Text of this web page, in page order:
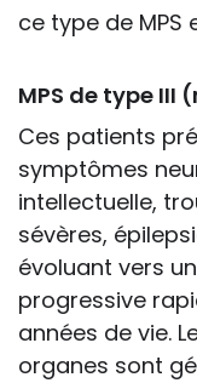
ce type de MPS
MPS de type III
Ces patients
symptômes
intellectuelle,
sévères,
évoluant vers
progressive
années de vie.
organes sont